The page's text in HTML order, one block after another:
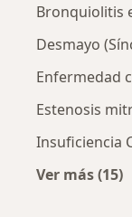
Bronquiolitis
Desmayo
Enfermedad
Estenosis
Insuficiencia
Ver más (15)